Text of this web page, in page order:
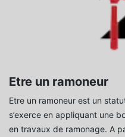
Etre un ramoneur
Etre un ramoneur est un
s’exerce en appliquant une
en travaux de ramonage. A